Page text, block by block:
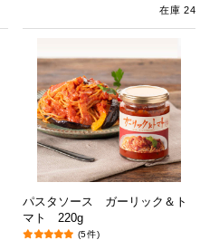
在庫 24
パスタソース ガーリック＆ト
マト 220g
(5件)